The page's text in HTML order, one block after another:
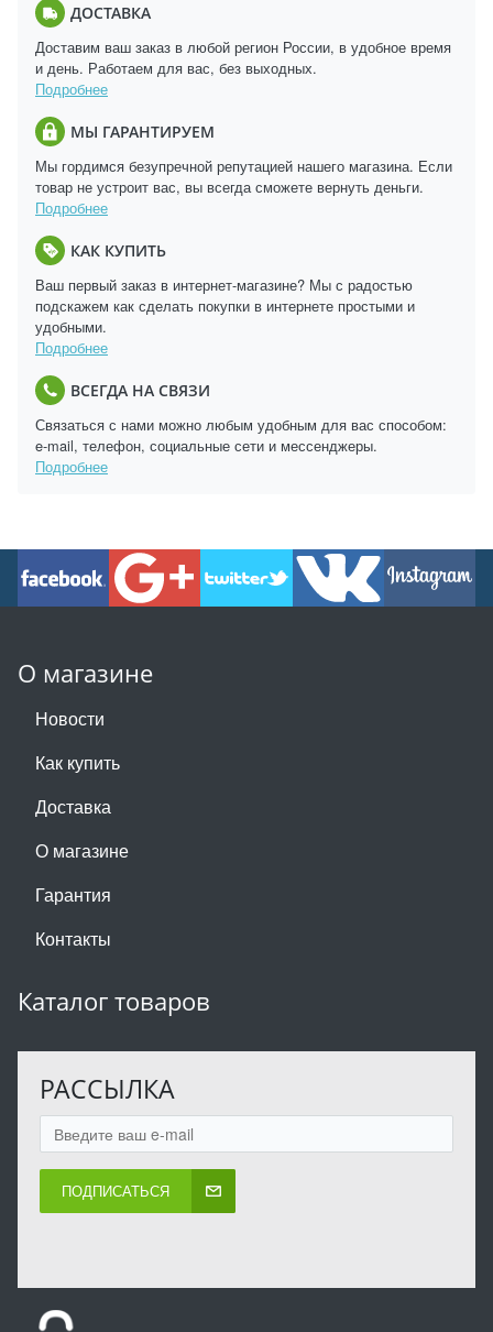
ДОСТАВКА
Доставим ваш заказ в любой регион России, в удобное время
и день. Работаем для вас, без выходных.
Подробнее
МЫ ГАРАНТИРУЕМ
Мы гордимся безупречной репутацией нашего магазина. Если
товар не устроит вас, вы всегда сможете вернуть деньги.
Подробнее
КАК КУПИТЬ
Ваш первый заказ в интернет-магазине? Мы с радостью
подскажем как сделать покупки в интернете простыми и
удобными.
Подробнее
ВСЕГДА НА СВЯЗИ
Связаться с нами можно любым удобным для вас способом:
e-mail, телефон, социальные сети и мессенджеры.
Подробнее
О магазине
Новости
Как купить
Доставка
О магазине
Гарантия
Контакты
Каталог товаров
РАССЫЛКА
ПОДПИСАТЬСЯ